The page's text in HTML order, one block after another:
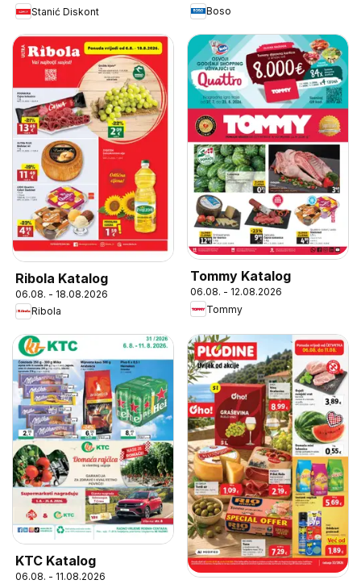
Stanić Diskont
Boso
Ribola Katalog
06.08. - 18.08.2026
Ribola
Tommy Katalog
06.08. - 12.08.2026
Tommy
KTC Katalog
06.08. - 11.08.2026